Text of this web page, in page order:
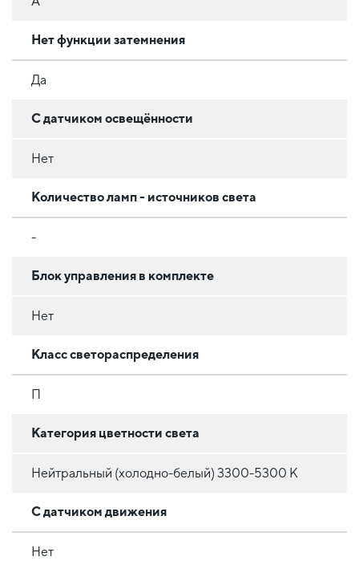
Нет функции затемнения
Да
С датчиком освещённости
Нет
Количество ламп - источников света
-
Блок управления в комплекте
Нет
Класс светораспределения
П
Категория цветности света
Нейтральный (холодно-белый) 3300-5300 К
С датчиком движения
Нет